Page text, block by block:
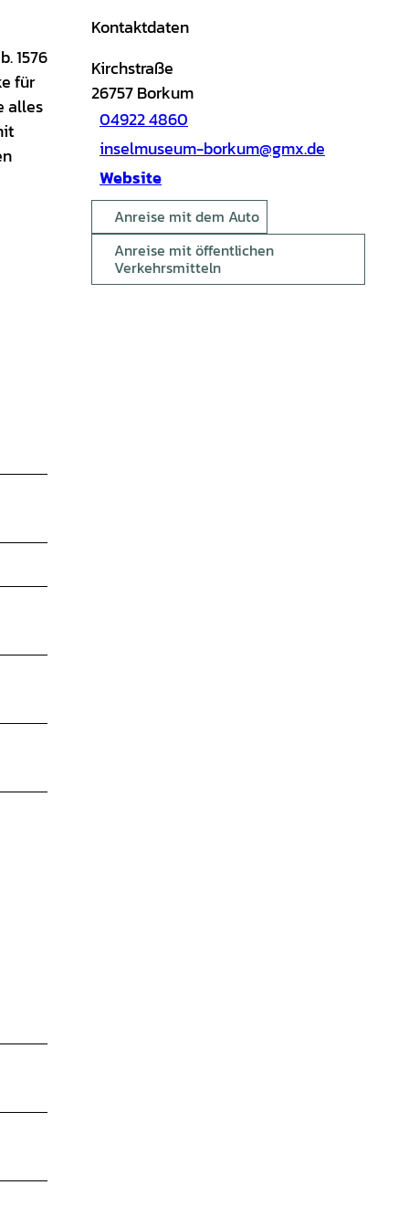
1576
für
alles
Kontaktdaten
Kirchstraße
26757Borkum
04922 4860
inselmuseum-borkum@gmx.de
Website
Anreise mit dem Auto
Anreise mit öffentlichen
Verkehrsmitteln